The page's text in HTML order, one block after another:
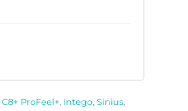
C8+ ProFeel+, Intego, Sinius,